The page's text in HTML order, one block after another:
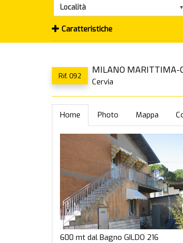
Località
Caratteristiche
MILANO MARITTIMA-
Rif. 092
Cervia
Home Photo Mappa
600 mt dal Bagno GILDO 216